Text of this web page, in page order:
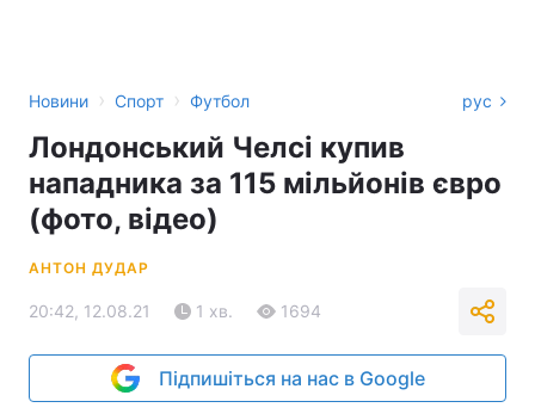
Новини › Спорт › Футбол рус
Лондонський Челсі купив
нападника за 115 мільйонів євро
(фото, відео)
АНТОН ДУДАР
20:42, 12.08.21 1 хв. 1694
Підпишіться на нас в Google